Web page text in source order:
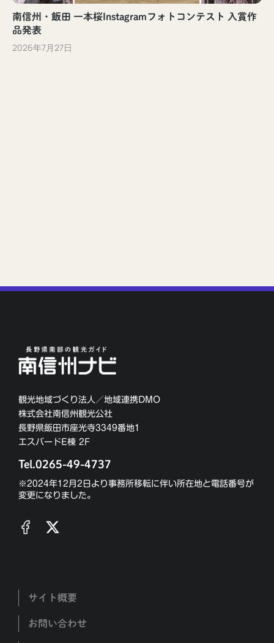
南信州・飯田 一本桜Instagramフォトコンテスト 入賞作
品発表
2026年7月27日
観光地域づくり法人／地域連携DMO
株式会社南信州観光公社
長野県飯田市座光寺3349番地1
エスバードE棟 2F
Tel.0265-49-4737
※2024年12月2日より事務所移転に伴い所在地と電話番号が
変更になりました。
サイト概要
お問い合わせ